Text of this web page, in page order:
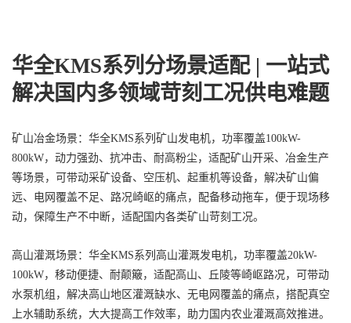
华全KMS系列分场景适配 | 一站式
解决国内多领域苛刻工况供电难题
矿山冶金场景：华全KMS系列矿山发电机，功率覆盖100kW-
800kW，动力强劲、抗冲击、耐高粉尘，适配矿山开采、冶金生产
等场景，可带动采矿设备、空压机、起重机等设备，解决矿山偏
远、电网覆盖不足、路况崎岖的痛点，配备移动拖车，便于现场移
动，保障生产不中断，适配国内各类矿山苛刻工况。
高山灌溉场景：华全KMS系列高山灌溉发电机，功率覆盖20kW-
100kW，移动便捷、耐颠簸，适配高山、丘陵等崎岖路况，可带动
水泵机组，解决高山地区灌溉缺水、无电网覆盖的痛点，搭配真空
上水辅助系统，大大提高工作效率，助力国内农业灌溉高效推进。